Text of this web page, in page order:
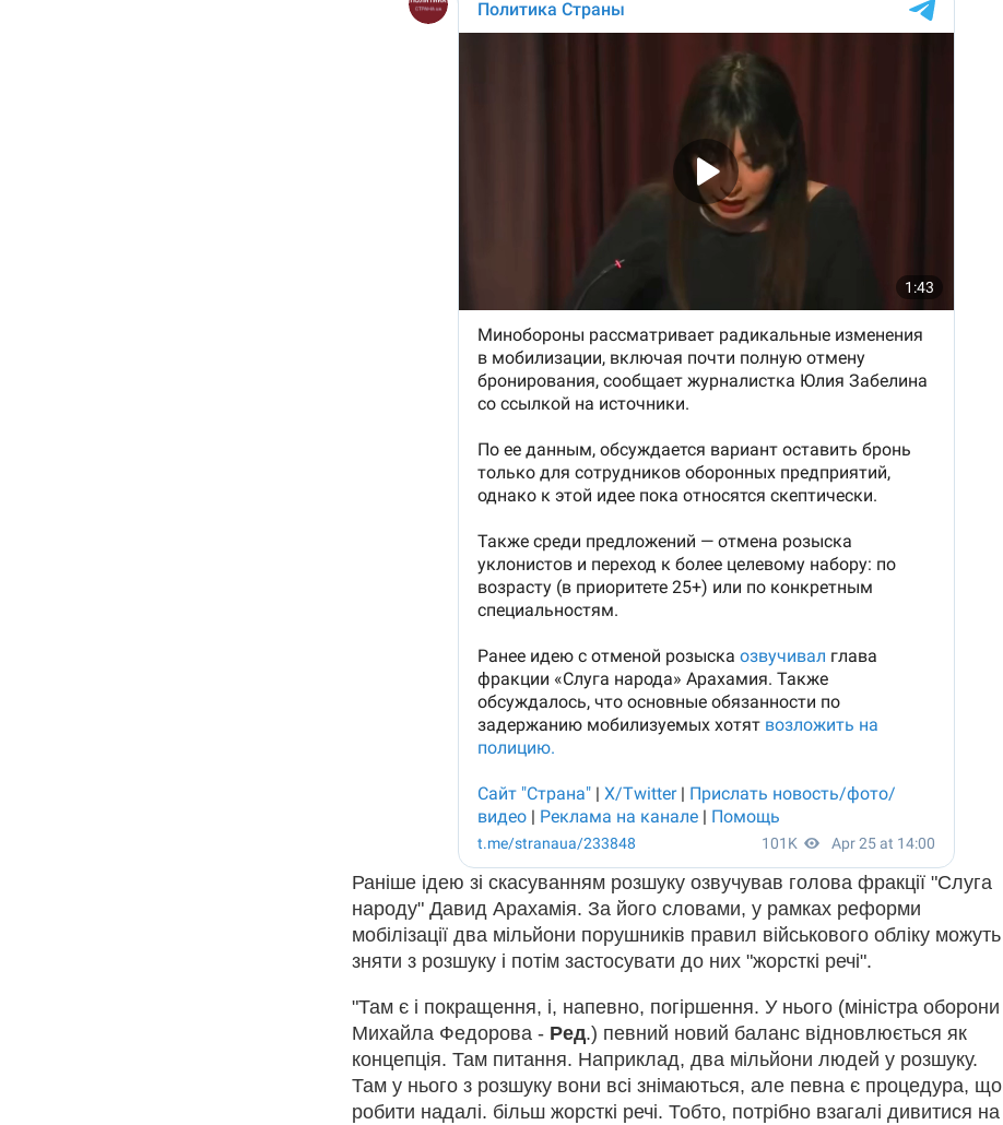
Раніше ідею зі скасуванням розшуку озвучував голова фракції "Слуга
народу" Давид Арахамія. За його словами, у рамках реформи
мобілізації два мільйони порушників правил військового обліку можуть
зняти з розшуку і потім застосувати до них "жорсткі речі".
"Там є і покращення, і, напевно, погіршення. У нього (міністра оборони
Михайла Федорова - Ред.) певний новий баланс відновлюється як
концепція. Там питання. Наприклад, два мільйони людей у розшуку.
Там у нього з розшуку вони всі знімаються, але певна є процедура, що
робити надалі. більш жорсткі речі. Тобто, потрібно взагалі дивитися на